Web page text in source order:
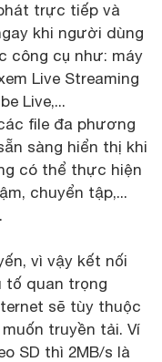
trực tiếp và
khi người dùng
công cụ như: máy
Live Streaming
Live,...
file đa phương
sàng hiển thị khi
có thể thực hiện
chuyển tập,...
vì vậy kết nối
tố quan trọng
sẽ tùy thuộc
truyền tải. Ví
SD thì 2MB/s là